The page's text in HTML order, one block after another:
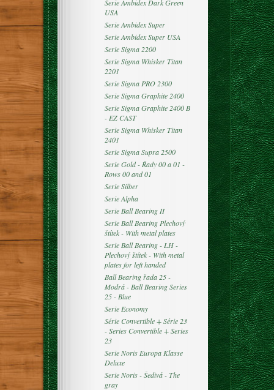
Serie Ambidex Dark Green
USA
Serie Ambidex Super
Serie Ambidex Super USA
Serie Sigma 2200
Serie Sigma Whisker Titan
2201
Serie Sigma PRO 2300
Serie Sigma Graphite 2400
Serie Sigma Graphite 2400 B
- EZ CAST
Serie Sigma Whisker Titan
2401
Serie Sigma Supra 2500
Serie Gold - Řady 00 a 01 -
Rows 00 and 01
Serie Silber
Serie Alpha
Serie Ball Bearing II
Serie Ball Bearing Plechový
štítek - With metal plates
Serie Ball Bearing - LH -
Plechový štítek - With metal
plates for left handed
Ball Bearing řada 25 -
Modrá - Ball Bearing Series
25 - Blue
Serie Economy
Série Convertible + Série 23
- Series Convertible + Series
23
Serie Noris Europa Klasse
Deluxe
Serie Noris - Šedivá - The
gray